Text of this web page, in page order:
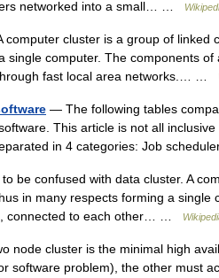
networked into a small… …
computer cluster is a group of linked
single computer. The components of
fast local area networks.… …
— The following tables
This article is not all
in 4 categories: Job
be confused with data cluster. A
in many respects forming a
connected to each other… …
node cluster is the minimal high
software problem), the other must